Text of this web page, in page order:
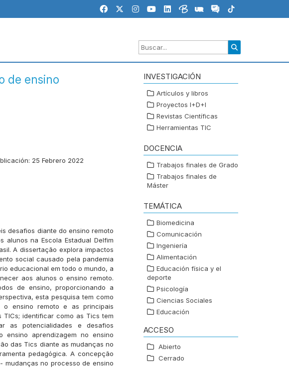
de ensino
25 Febrero 2022
desafios diante do ensino remoto
na Escola Estadual Delfim
A dissertação explora impactos
social causado pela pandemia
educacional em todo o mundo, a
aos alunos o ensino remoto.
de ensino, proporcionando a
esta pesquisa tem como
ensino remoto e as principais
identificar como as Tics tem
as potencialidades e desafios
ensino aprendizagem no ensino
das Tics diante as mudanças no
pedagógica. A concepção
mudanças no processo de ensino
INVESTIGACIÓN
Artículos y libros
Proyectos I+D+I
Revistas Científicas
Herramientas TIC
DOCENCIA
Trabajos finales de Grado
Trabajos finales de
Máster
TEMÁTICA
Biomedicina
Comunicación
Ingeniería
Alimentación
Educación física y el
deporte
Psicología
Ciencias Sociales
Educación
ACCESO
Abierto
Cerrado